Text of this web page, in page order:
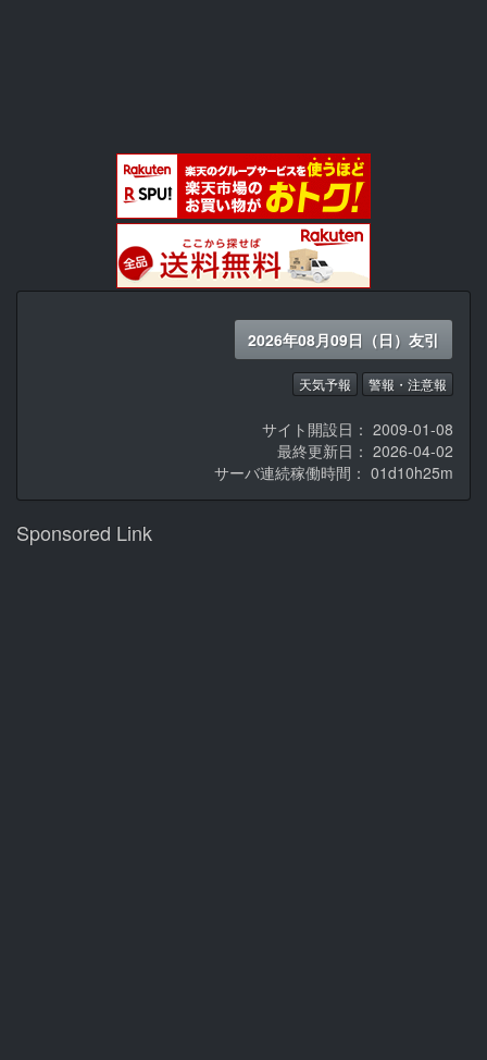
2026年08月09日（日）友引
天気予報 警報・注意報
サイト開設日： 2009-01-08
最終更新日： 2026-04-02
サーバ連続稼働時間： 01d10h25m
Sponsored Link